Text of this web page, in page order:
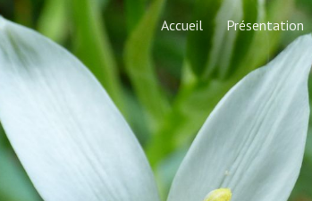
Skip to main content Accueil Présentation